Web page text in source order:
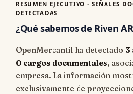
RESUMEN EJECUTIVO · SEÑALES
DETECTADAS
¿Qué sabemos de Riven
OpenMercantil ha detectado 3
0 cargos documentales,
empresa. La información
exclusivamente de